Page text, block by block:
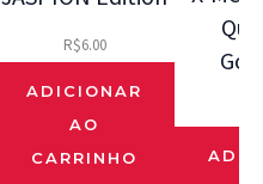
R$6.00
ADICIONAR
AO
CARRINHO